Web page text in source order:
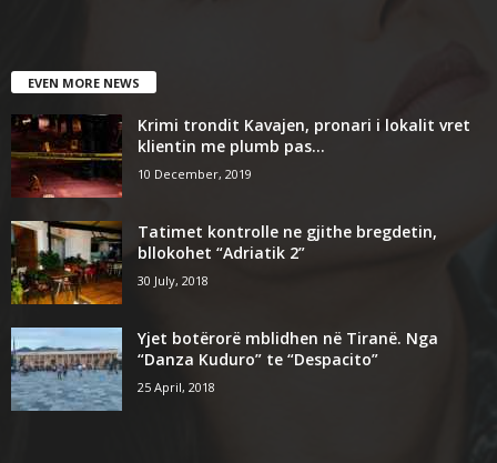
EVEN MORE NEWS
Krimi trondit Kavajen, pronari i lokalit vret
klientin me plumb pas...
10 December, 2019
Tatimet kontrolle ne gjithe bregdetin,
bllokohet “Adriatik 2”
30 July, 2018
Yjet botërorë mblidhen në Tiranë. Nga
“Danza Kuduro” te “Despacito”
25 April, 2018